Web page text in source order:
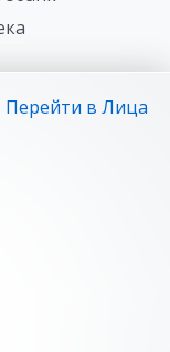
Перейти в Лица